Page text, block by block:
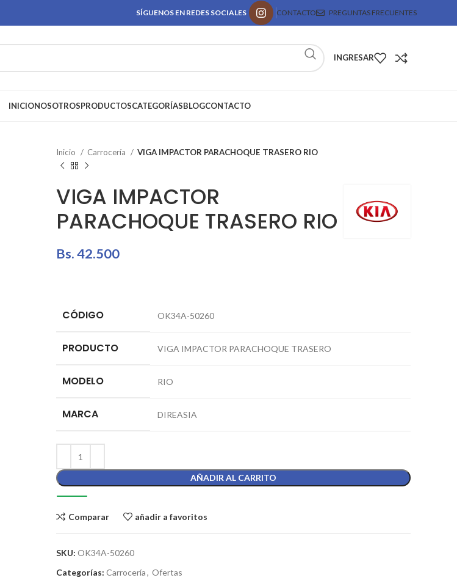
SÍGUENOS EN REDES SOCIALES CONTACTO PREGUNTAS FRECUENTES
INGRESAR
INICIONOSOTROSPRODUCTOSCATEGORÍASBLOGCONTACTO
Inicio Carrocería VIGA IMPACTOR PARACHOQUE TRASERO RIO
VIGA IMPACTOR
PARACHOQUE TRASERO RIO
Bs.42.500
CÓDIGO OK34A-50260
PRODUCTO VIGA IMPACTOR PARACHOQUE TRASERO
MODELO RIO
MARCA DIREASIA
AÑADIR AL CARRITO
Comparar añadir a favoritos
SKU: OK34A-50260
Categorías: Carrocería, Ofertas